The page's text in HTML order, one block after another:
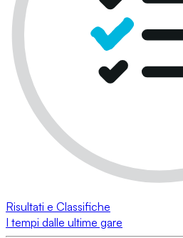
Risultati e Classifiche
I tempi dalle ultime gare